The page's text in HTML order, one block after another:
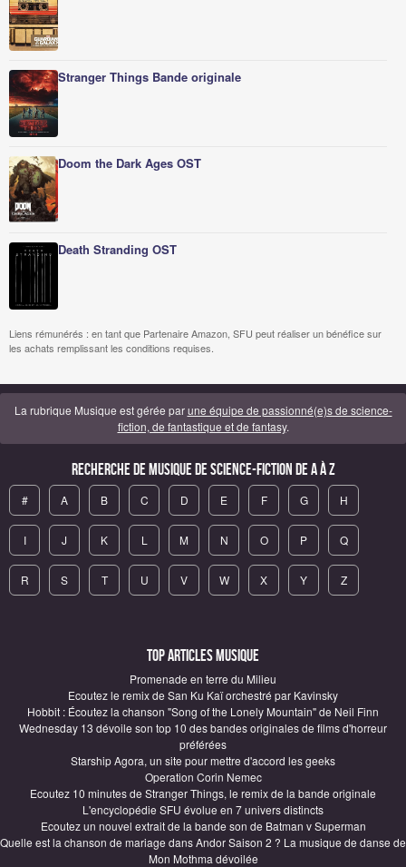
Stranger Things Bande originale
Doom the Dark Ages OST
Death Stranding OST
Liens rémunérés : en tant que Partenaire Amazon, SFU peut réaliser un bénéfice sur
les achats remplissant les conditions requises.
La rubrique Musique est gérée parune équipe de passionné(e)s de science-
fiction, de fantastique et de fantasy.
Recherche de Musique de science-fiction de A à Z
# A B C D E F G H
I J K L M N O P Q
R S T U V W X Y Z
Top articles Musique
Promenade en terre du Milieu
Ecoutez le remix de San Ku Kaï orchestré par Kavinsky
Hobbit : Écoutez la chanson "Song of the Lonely Mountain" de Neil Finn
Wednesday 13 dévoile son top 10 des bandes originales de films d'horreur
préférées
Starship Agora, un site pour mettre d'accord les geeks
Operation Corin Nemec
Ecoutez 10 minutes de Stranger Things, le remix de la bande originale
L'encyclopédie SFU évolue en 7 univers distincts
Ecoutez un nouvel extrait de la bande son de Batman v Superman
Quelle est la chanson de mariage dans Andor Saison 2 ? La musique de danse de
Mon Mothma dévoilée